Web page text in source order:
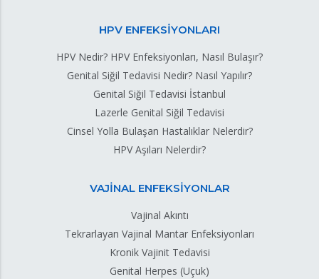
HPV ENFEKSİYONLARI
HPV Nedir? HPV Enfeksiyonları, Nasıl Bulaşır?
Genital Siğil Tedavisi Nedir? Nasıl Yapılır?
Genital Siğil Tedavisi İstanbul
Lazerle Genital Siğil Tedavisi
Cinsel Yolla Bulaşan Hastalıklar Nelerdir?
HPV Aşıları Nelerdir?
VAJİNAL ENFEKSİYONLAR
Vajinal Akıntı
Tekrarlayan Vajinal Mantar Enfeksiyonları
Kronik Vajinit Tedavisi
Genital Herpes (Uçuk)